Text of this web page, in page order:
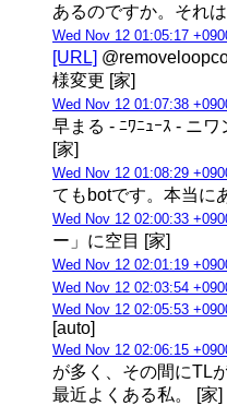
あるのですか。それ
Wed Nov 12 01:05:17
[URL]
様変更 [家]
Wed Nov 12 01:07:38
早まる - ﾆﾜﾆｭｰｽ - ニワ
[家]
Wed Nov 12 01:08:29
てもbotです。本当に
Wed Nov 12 02:00:33
ー」に空目 [家]
Wed Nov 12 02:01:19
Wed Nov 12 02:03:54
Wed Nov 12 02:05:53
[auto]
Wed Nov 12 02:06:15
が多く、その間にTL
最近よくある私。 [家]